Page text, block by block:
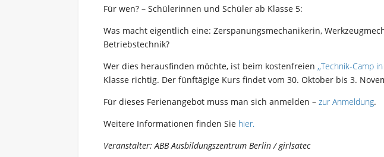
Für wen? – Schülerinnen und Schüler ab Klasse 5:
Was macht eigentlich eine: Zerspanungsmechanikerin,
Betriebstechnik?
Wer dies herausfinden möchte, ist beim kostenfreien ,,Technik-Camp
Klasse richtig. Der fünftägige Kurs findet vom 30. Oktober bis 3.
Für dieses Ferienangebot muss man sich anmelden – zur Anmeldung.
Weitere Informationen finden Sie hier.
Veranstalter: ABB Ausbildungszentrum Berlin / girlsatec